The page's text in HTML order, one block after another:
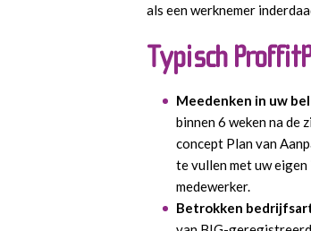
als een werknemer
Typisch
Meedenken in uw
binnen 6 weken na
concept Plan van
te vullen met uw
medewerker.
Betrokken